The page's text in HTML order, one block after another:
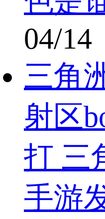
04/14
三角
射区
打 三
手游